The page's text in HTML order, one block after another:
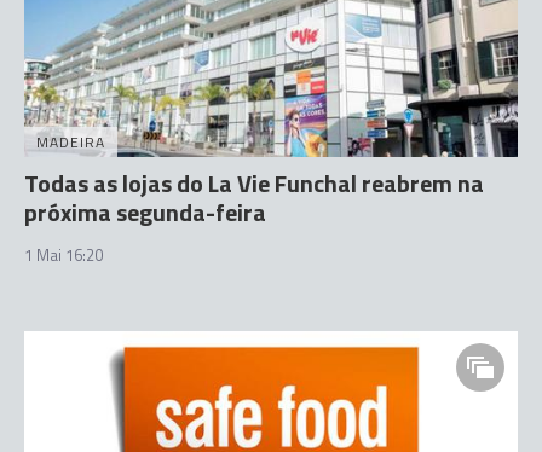
MADEIRA
Todas as lojas do La Vie Funchal reabrem na
próxima segunda-feira
1 Mai 16:20